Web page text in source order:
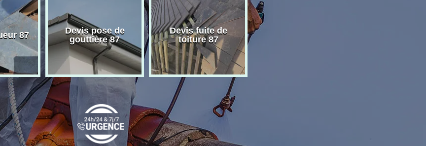
87
Devis pose de
gouttière 87
Devis fuite de
toiture 87